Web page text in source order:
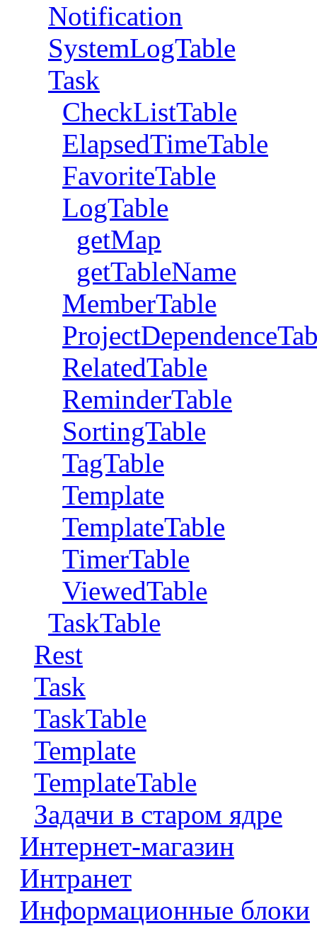
Notification
SystemLogTable
Task
CheckListTable
ElapsedTimeTable
FavoriteTable
LogTable
getMap
getTableName
MemberTable
RelatedTable
ReminderTable
SortingTable
TagTable
Template
TemplateTable
TimerTable
ViewedTable
TaskTable
Rest
Task
TaskTable
Template
TemplateTable
Задачи в старом ядре
Интернет-магазин
Интранет
Информационные блоки